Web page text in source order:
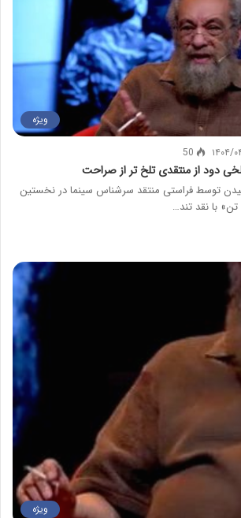
ویژه
۰۴/۱۹ 50
دود از منتقدی تلخ تر از صراحت
توسط فراستی منتقد سرشناس سینما در نخستین
با نقد تند…
ویژه